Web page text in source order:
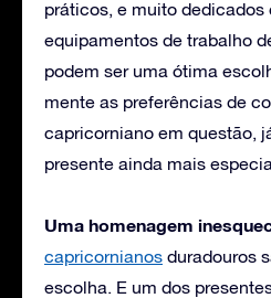
práticos, e muito dedicados
equipamentos de trabalho
podem ser uma ótima
mente as preferências de
capricorniano em questão,
presente ainda mais
Uma homenagem
capricornianos duradouros
escolha. E um dos